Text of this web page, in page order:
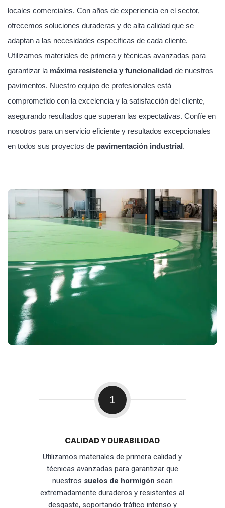
locales comerciales. Con años de experiencia en el sector,
ofrecemos soluciones duraderas y de alta calidad que se
adaptan a las necesidades específicas de cada cliente.
Utilizamos materiales de primera y técnicas avanzadas para
garantizar la máxima resistencia y funcionalidad de nuestros
pavimentos. Nuestro equipo de profesionales está
comprometido con la excelencia y la satisfacción del cliente,
asegurando resultados que superan las expectativas. Confíe en
nosotros para un servicio eficiente y resultados excepcionales
en todos sus proyectos de pavimentación industrial.
1
CALIDAD Y DURABILIDAD
Utilizamos materiales de primera calidad y
técnicas avanzadas para garantizar que
nuestros suelos de hormigón sean
extremadamente duraderos y resistentes al
desgaste, soportando tráfico intenso y